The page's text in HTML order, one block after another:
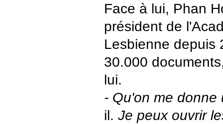
Face à lui, Phan
président de
Lesbienne depuis
30.000
lui.
- Qu'on me donne
il. Je peux ouvrir